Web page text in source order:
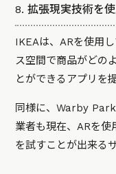
8. 拡張現実技術を
IKEAは、ARを使用
ス空間で商品がどの
とができる アプリ を
同様に、Warby
業者も現在、ARを使
を試すことが出来る